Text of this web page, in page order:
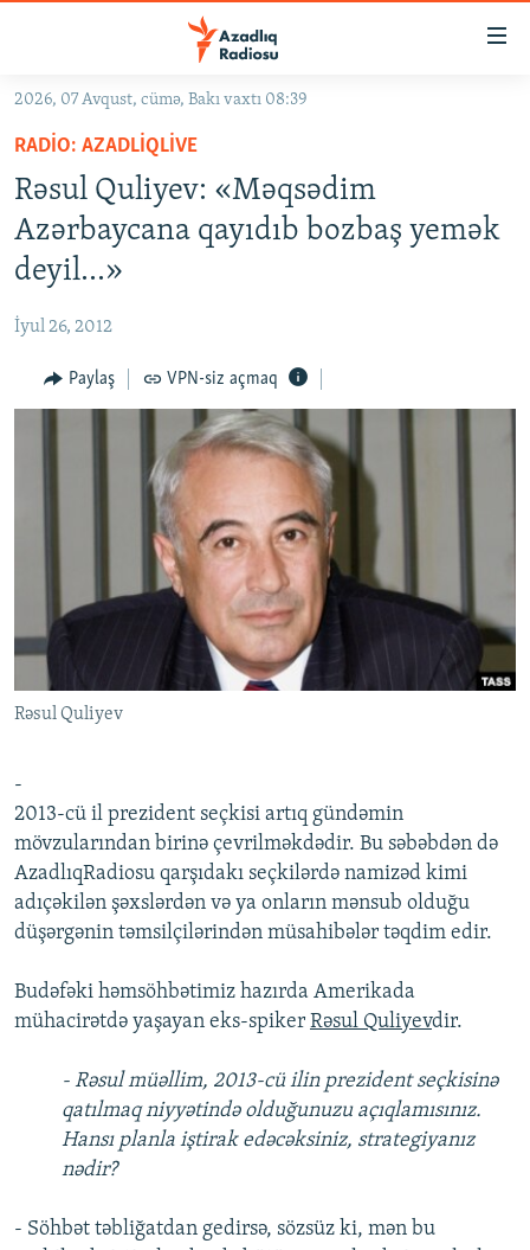
Əsas
qayıt
Əsas
naviqasiyaya
qayıt
Axtarışa
GÜNDƏM
#İZAHLA
KORRUPSIOMETR
#ƏSLINDƏ
QANUNI DOĞRU
ARAŞDIRMA
KARIKATURA
AZƏRBAYCAN ƏDƏBIYYATI KITABXANASI
İSLAM VƏ DEMOKRATIYA
İZ - MƏDƏNIYYƏT PROQRAMI
PEŞƏ ETIKASI VƏ JURNALISTIKA STANDARTLARIMIZ
MATERIALLARIMIZDAN ISTIFADƏ
AZADLIQRADIOSU MOBIL TELEFONUNUZDA
BIZIMLƏ ƏLAQƏ
RFE/RL-in bütün saytları
2026, 07 Avqust, cümə, Bakı vaxtı 08:39
RADIO: AZADLIQLIVE
Rəsul Quliyev: «Məqsədim
Azərbaycana qayıdıb bozbaş yemək
deyil...»
İyul 26, 2012
Paylaş VPN-siz açmaq
Rəsul Quliyev
-
2013-cü il prezident seçkisi artıq gündəmin
mövzularından birinə çevrilməkdədir. Bu səbəbdən də
AzadlıqRadiosu qarşıdakı seçkilərdə namizəd kimi
adıçəkilən şəxslərdən və ya onların mənsub olduğu
düşərgənin təmsilçilərindən müsahibələr təqdim edir.
Budəfəki həmsöhbətimiz hazırda Amerikada
mühacirətdə yaşayan eks-spiker Rəsul Quliyevdir.
- Rəsul müəllim, 2013-cü ilin prezident seçkisinə
qatılmaq niyyətində olduğunuzu açıqlamısınız.
Hansı planla iştirak edəcəksiniz, strategiyanız
nədir?
- Söhbət təbliğatdan gedirsə, sözsüz ki, mən bu